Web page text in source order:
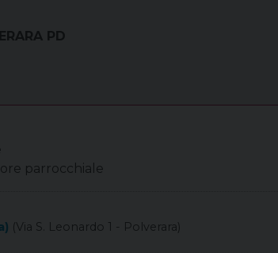
PD
parrocchiale
(Via S. Leonardo 1 - Polverara)